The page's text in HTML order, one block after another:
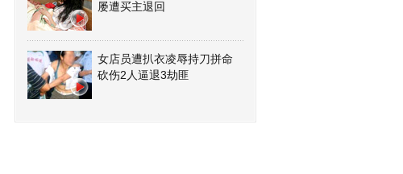
屡遭买主退回
女店员遭扒衣凌辱持刀拼命
砍伤2人逼退3劫匪